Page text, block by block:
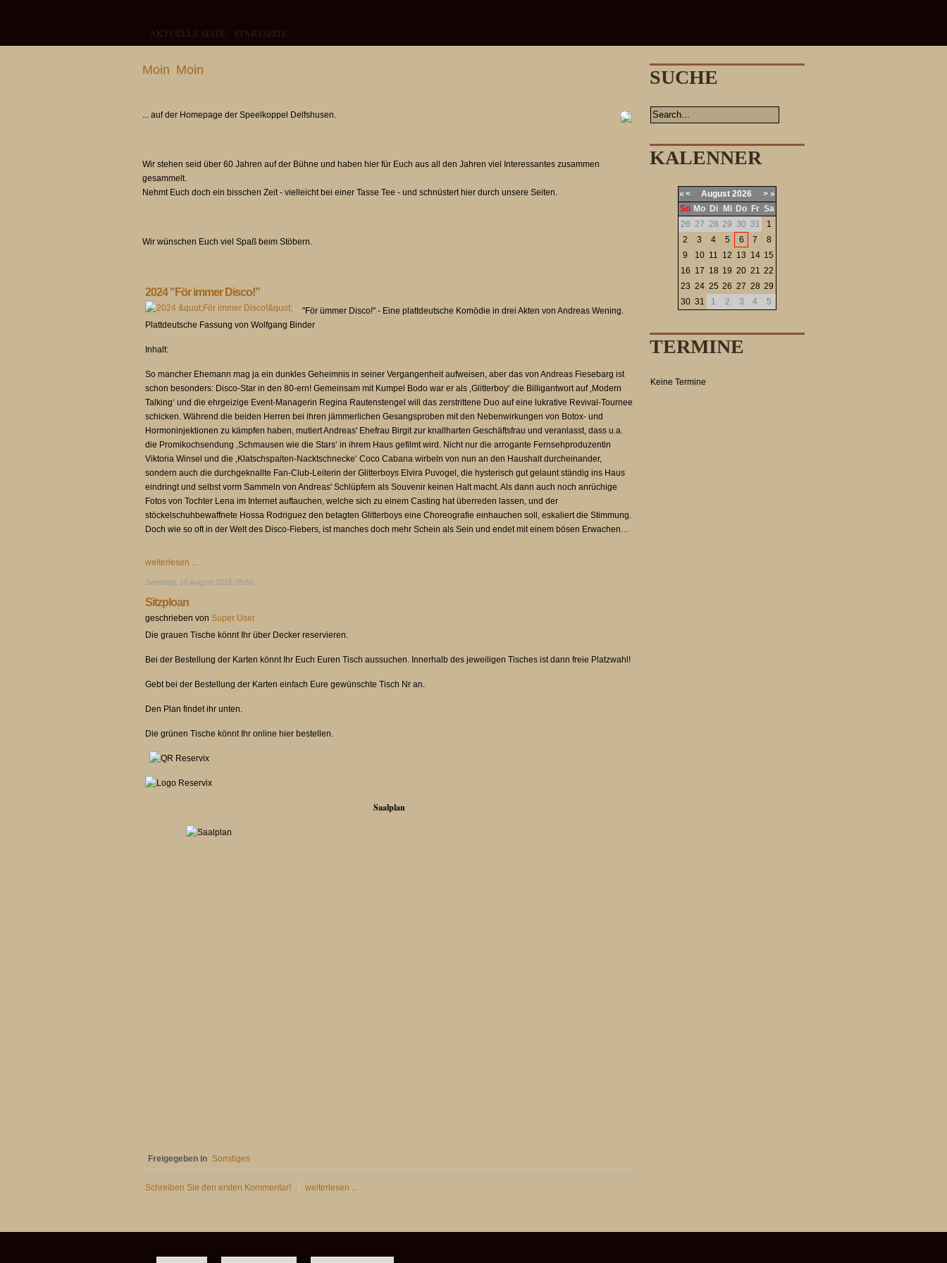
AKTUELLE SEITE: STARTSEITE
Moin Moin
... auf der Homepage der Speelkoppel Delfshusen.
Wir stehen seid über 60 Jahren auf der Bühne und haben hier für Euch aus all den Jahren viel Interessantes zusammen
gesammelt.
Nehmt Euch doch ein bisschen Zeit - vielleicht bei einer Tasse Tee - und schnüstert hier durch unsere Seiten.
Wir wünschen Euch viel Spaß beim Stöbern.
2024 "För immer Disco!"
"För ümmer Disco!" - Eine plattdeutsche Komödie in drei Akten von Andreas Wening.
Plattdeutsche Fassung von Wolfgang Binder
Inhalt:
So mancher Ehemann mag ja ein dunkles Geheimnis in seiner Vergangenheit aufweisen, aber das von Andreas Fiesebarg ist
schon besonders: Disco-Star in den 80-ern! Gemeinsam mit Kumpel Bodo war er als ‚Glitterboy‘ die Billigantwort auf ‚Modern
Talking‘ und die ehrgeizige Event-Managerin Regina Rautenstengel will das zerstrittene Duo auf eine lukrative Revival-Tournee
schicken. Während die beiden Herren bei ihren jämmerlichen Gesangsproben mit den Nebenwirkungen von Botox- und
Hormoninjektionen zu kämpfen haben, mutiert Andreas' Ehefrau Birgit zur knallharten Geschäftsfrau und veranlasst, dass u.a.
die Promikochsendung ‚Schmausen wie die Stars‘ in ihrem Haus gefilmt wird. Nicht nur die arrogante Fernsehproduzentin
Viktoria Winsel und die ‚Klatschspalten-Nacktschnecke‘ Coco Cabana wirbeln von nun an den Haushalt durcheinander,
sondern auch die durchgeknallte Fan-Club-Leiterin der Glitterboys Elvira Puvogel, die hysterisch gut gelaunt ständig ins Haus
eindringt und selbst vorm Sammeln von Andreas' Schlüpfern als Souvenir keinen Halt macht. Als dann auch noch anrüchige
Fotos von Tochter Lena im Internet auftauchen, welche sich zu einem Casting hat überreden lassen, und der
stöckelschuhbewaffnete Hossa Rodriguez den betagten Glitterboys eine Choreografie einhauchen soll, eskaliert die Stimmung.
Doch wie so oft in der Welt des Disco-Fiebers, ist manches doch mehr Schein als Sein und endet mit einem bösen Erwachen…
weiterlesen ...
Samstag, 15 August 2015 05:56
Sitzploan
geschrieben von Super User
Die grauen Tische könnt Ihr über Decker reservieren.
Bei der Bestellung der Karten könnt Ihr Euch Euren Tisch aussuchen. Innerhalb des jeweiligen Tisches ist dann freie Platzwahl!
Gebt bei der Bestellung der Karten einfach Eure gewünschte Tisch Nr an.
Den Plan findet ihr unten.
Die grünen Tische könnt Ihr online hier bestellen.
Saalplan
Freigegeben in Sonstiges
Schreiben Sie den ersten Kommentar! weiterlesen ...
SUCHE
KALENNER
« < August 2026 > »
So Mo Di Mi Do Fr Sa
26 27 28 29 30 31
1
2
3 4 5 6 7
8
9
10 11 12 13 14 15
16 17 18 19 20 21 22
23 24 25 26 27 28 29
30 31 1 2 3 4 5
TERMINE
Keine Termine